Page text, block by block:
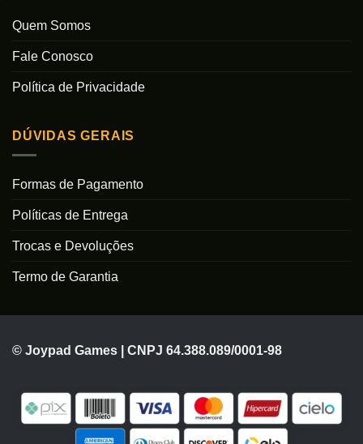
Quem Somos
Fale Conosco
Política de Privacidade
DÚVIDAS GERAIS
Formas de Pagamento
Políticas de Entrega
Trocas e Devoluções
Termo de Garantia
© Joypad Games | CNPJ 64.388.089/0001-98